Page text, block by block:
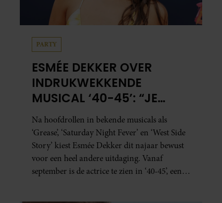
PARTY
ESMÉE DEKKER OVER
INDRUKWEKKENDE
MUSICAL ‘40-45’: “JE
BESEFT INEENS HOE
KOSTBAAR VRIJHEID IS”
Na hoofdrollen in bekende musicals als
‘Grease’, ‘Saturday Night Fever’ en ‘West Side
Story’ kiest Esmée Dekker dit najaar bewust
voor een heel andere uitdaging. Vanaf
september is de actrice te zien in ‘40-45’, een